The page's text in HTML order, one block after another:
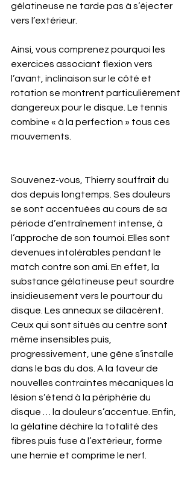
gélatineuse ne tarde pas à s’éjecter
vers l’extérieur.
Ainsi, vous comprenez pourquoi les
exercices associant flexion vers
l’avant, inclinaison sur le côté et
rotation se montrent particulièrement
dangereux pour le disque. Le tennis
combine « à la perfection » tous ces
mouvements.
Souvenez-vous, Thierry souffrait du
dos depuis longtemps. Ses douleurs
se sont accentuées au cours de sa
période d’entraînement intense, à
l’approche de son tournoi. Elles sont
devenues intolérables pendant le
match contre son ami. En effet, la
substance gélatineuse peut sourdre
insidieusement vers le pourtour du
disque. Les anneaux se dilacèrent.
Ceux qui sont situés au centre sont
même insensibles puis,
progressivement, une gêne s’installe
dans le bas du dos. A la faveur de
nouvelles contraintes mécaniques la
lésion s’étend à la périphérie du
disque … la douleur s’accentue. Enfin,
la gélatine déchire la totalité des
fibres puis fuse à l’extérieur, forme
une hernie et comprime le nerf.